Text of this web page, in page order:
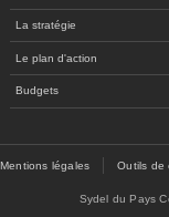
La stratégie
Le plan d'action
Budgets
Mentions légales Outils de
Sydel du Pays